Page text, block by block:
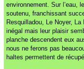
environnement. Sur l’eau,
soutenu, franchissant
Resquilladou, Le Noyer,
inégal mais leur plaisir
planche descendent eux
nous ne ferons pas
haltes permettent de